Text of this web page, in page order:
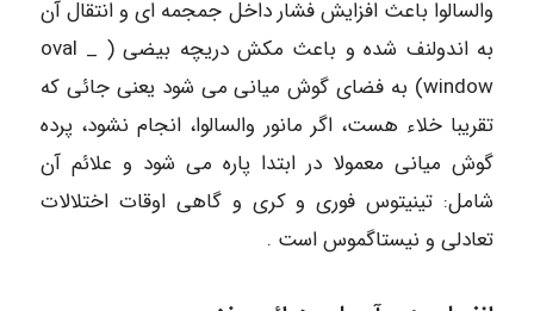
والسالوا باعث افزایش فشار داخل جمجمه ای و انتقال آن
به اندولنف شده و باعث مکش دریچه بیضی ( oval _
window) به فضای گوش میانی می شود یعنی جائی که
تقریبا خلاء هست، اگر مانور والسالوا، انجام نشود، پرده
گوش میانی معمولا در ابتدا پاره می شود و علائم آن
شامل: تینیتوس فوری و کری و گاهی اوقات اختلالات
تعادلی و نیستاگموس است .